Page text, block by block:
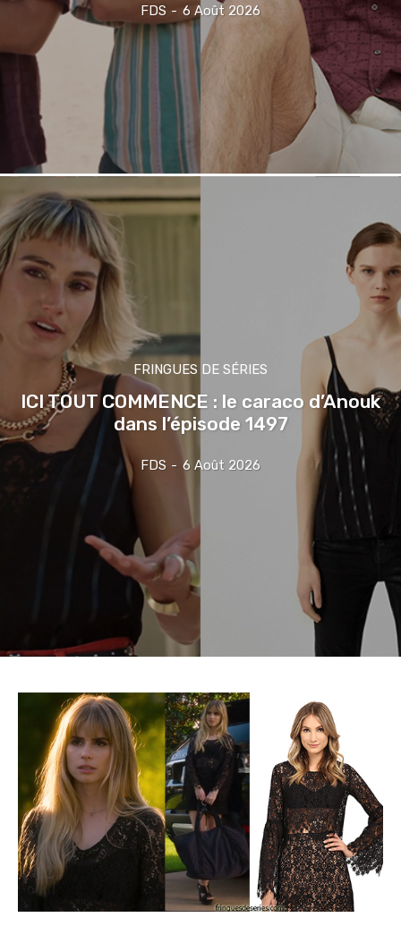
FDS - 6 Août 2026
FRINGUES DE SÉRIES
ICI TOUT COMMENCE : le caraco d’Anouk
dans l’épisode 1497
FDS - 6 Août 2026